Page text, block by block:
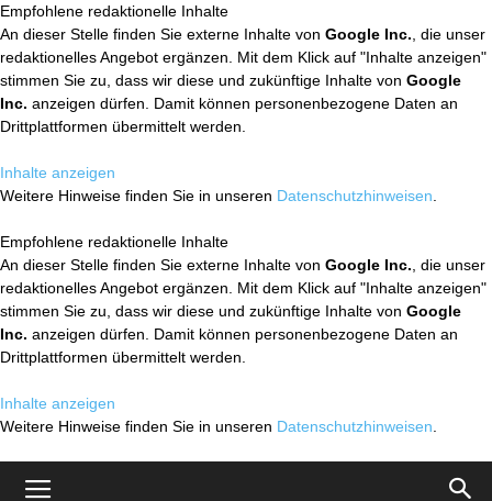
Empfohlene redaktionelle Inhalte
An dieser Stelle finden Sie externe Inhalte von Google Inc. , die unser
redaktionelles Angebot ergänzen. Mit dem Klick auf "Inhalte anzeigen"
stimmen Sie zu, dass wir diese und zukünftige Inhalte von Google
Inc. anzeigen dürfen. Damit können personenbezogene Daten an
Drittplattformen übermittelt werden.
Inhalte anzeigen
Weitere Hinweise finden Sie in unseren Datenschutzhinweisen
Empfohlene redaktionelle Inhalte
An dieser Stelle finden Sie externe Inhalte von Google Inc. , die unser
redaktionelles Angebot ergänzen. Mit dem Klick auf "Inhalte anzeigen"
stimmen Sie zu, dass wir diese und zukünftige Inhalte von Google
Inc. anzeigen dürfen. Damit können personenbezogene Daten an
Drittplattformen übermittelt werden.
Inhalte anzeigen
Weitere Hinweise finden Sie in unseren Datenschutzhinweisen